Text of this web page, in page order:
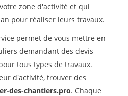
zone d'activité et qui
pour réaliser leurs travaux.
permet de vous mettre en
demandant des devis
tous types de travaux.
d'activité, trouver des
des-chantiers.pro. Chaque